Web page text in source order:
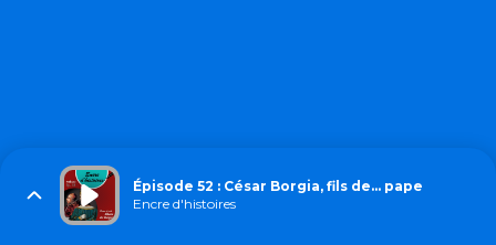
Épisode 52 : César Borgia, fils de… pape
Encre d'histoires